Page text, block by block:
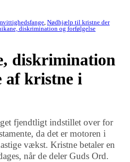
, Nødhjælp til kristne der
diskrimination og forfølgelse
diskrimination
af kristne i
fjendtligt indstillet over for
da det er motoren i
vækst. Kristne betaler en
når de deler Guds Ord.